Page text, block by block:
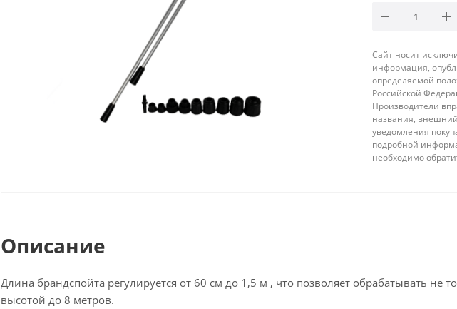
Сайт носит
информация,
определяемой
Российской
Производители
названия,
уведомления
подробной
необходимо
Описание
Длина брандспойта регулируется от 60 см до 1,5 м , что позволяет обрабатывать не
высотой до 8 метров.